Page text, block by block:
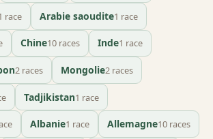
race Arabie saoudite1 race
Chine10 races Inde1 race
2 races Mongolie2 races
Tadjikistan1 race
Albanie1 race Allemagne10 races